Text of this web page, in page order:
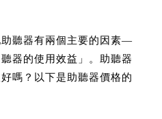
聽器有兩個主要的因素—
器的使用效益」。助聽器
嗎？以下是助聽器價格的